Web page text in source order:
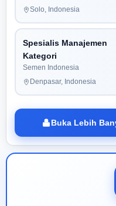
Solo, Indonesia
Spesialis Manajemen
Kategori
Semen Indonesia
Denpasar, Indonesia
Buka Lebih